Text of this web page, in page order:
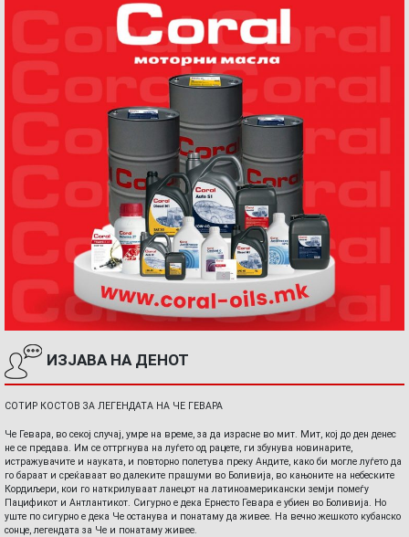
ИЗЈАВА НА ДЕНОТ
СОТИР КОСТОВ ЗА ЛЕГЕНДАТА НА ЧЕ ГЕВАРА
Че Гевара, во секој случај, умре на време, за да израсне во мит. Мит, кој до ден денес
не се предава. Им се оттргнува на луѓето од рацете, ги збунува новинарите,
истражувачите и науката, и повторно полетува преку Андите, како би могле луѓето да
го бараат и среќаваат во далеките прашуми во Боливија, во кањоните на небеските
Кордиљери, кои го наткрилуваат ланецот на латиноамерикански земји помеѓу
Пацификот и Антлантикот. Сигурно е дека Ернесто Гевара е убиен во Боливија. Но
уште по сигурно е дека Че останува и понатаму да живее. На вечно жешкото кубанско
сонце, легендата за Че и понатаму живее.